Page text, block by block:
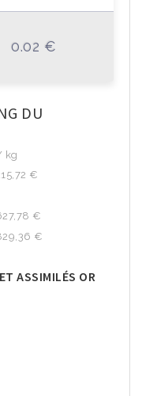
0.02 €
DU
kg
€
€
€
ASSIMILÉS OR